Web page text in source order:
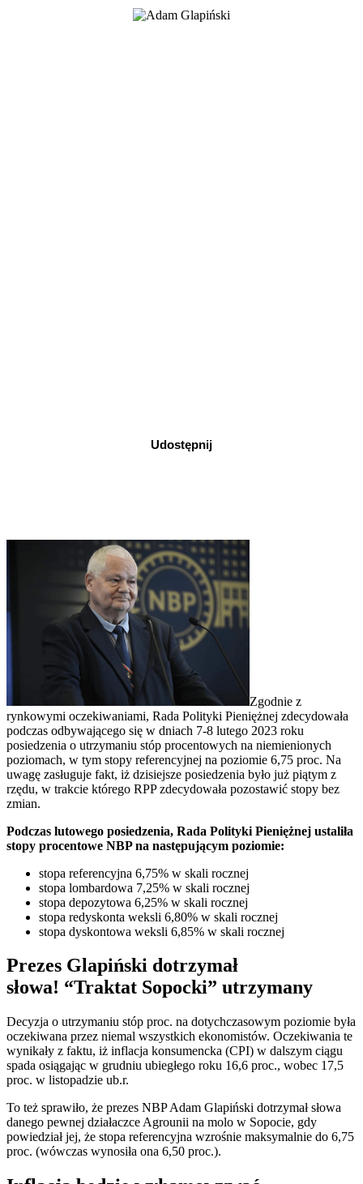
Udostępnij
Zgodnie z
rynkowymi oczekiwaniami, Rada Polityki Pieniężnej zdecydowała
podczas odbywającego się w dniach 7-8 lutego 2023 roku
posiedzenia o utrzymaniu stóp procentowych na niemienionych
poziomach, w tym stopy referencyjnej na poziomie 6,75 proc. Na
uwagę zasługuje fakt, iż dzisiejsze posiedzenia było już piątym z
rzędu, w trakcie którego RPP zdecydowała pozostawić stopy bez
zmian.
Podczas lutowego posiedzenia, Rada Polityki Pieniężnej ustaliła
stopy procentowe NBP na następującym poziomie:
stopa referencyjna 6,75% w skali rocznej
stopa lombardowa 7,25% w skali rocznej
stopa depozytowa 6,25% w skali rocznej
stopa redyskonta weksli 6,80% w skali rocznej
stopa dyskontowa weksli 6,85% w skali rocznej
Prezes Glapiński dotrzymał
słowa! “Traktat Sopocki” utrzymany
Decyzja o utrzymaniu stóp proc. na dotychczasowym poziomie była
oczekiwana przez niemal wszystkich ekonomistów. Oczekiwania te
wynikały z faktu, iż inflacja konsumencka (CPI) w dalszym ciągu
spada osiągając w grudniu ubiegłego roku 16,6 proc., wobec 17,5
proc. w listopadzie ub.r.
To też sprawiło, że prezes NBP Adam Glapiński dotrzymał słowa
danego pewnej działaczce Agrounii na molo w Sopocie, gdy
powiedział jej, że stopa referencyjna wzrośnie maksymalnie do 6,75
proc. (wówczas wynosiła ona 6,50 proc.).